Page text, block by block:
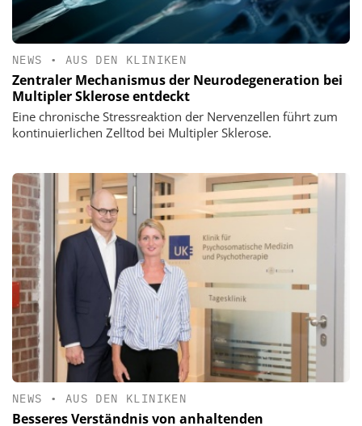
NEWS • AUS DEN KLINIKEN
Zentraler Mechanismus der Neurodegeneration bei
Multipler Sklerose entdeckt
Eine chronische Stressreaktion der Nervenzellen führt zum
kontinuierlichen Zelltod bei Multipler Sklerose.
NEWS • AUS DEN KLINIKEN
Besseres Verständnis von anhaltenden